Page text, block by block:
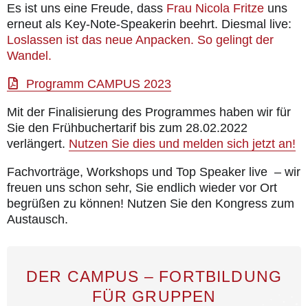
Es ist uns eine Freude, dass Frau Nicola Fritze uns
erneut als Key-Note-Speakerin beehrt. Diesmal live:
Loslassen ist das neue Anpacken. So gelingt der
Wandel.
Programm CAMPUS 2023
Mit der Finalisierung des Programmes haben wir für
Sie den Frühbuchertarif bis zum 28.02.2022
verlängert. Nutzen Sie dies und melden sich jetzt an!
Fachvorträge, Workshops und Top Speaker live – wir
freuen uns schon sehr, Sie endlich wieder vor Ort
begrüßen zu können! Nutzen Sie den Kongress zum
Austausch.
DER CAMPUS – FORTBILDUNG
FÜR GRUPPEN